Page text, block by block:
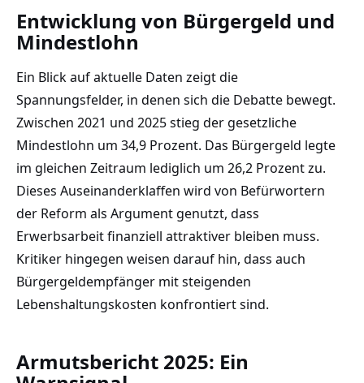
Entwicklung von Bürgergeld und
Mindestlohn
Ein Blick auf aktuelle Daten zeigt die
Spannungsfelder, in denen sich die Debatte bewegt.
Zwischen 2021 und 2025 stieg der gesetzliche
Mindestlohn um 34,9 Prozent. Das Bürgergeld legte
im gleichen Zeitraum lediglich um 26,2 Prozent zu.
Dieses Auseinanderklaffen wird von Befürwortern
der Reform als Argument genutzt, dass
Erwerbsarbeit finanziell attraktiver bleiben muss.
Kritiker hingegen weisen darauf hin, dass auch
Bürgergeldempfänger mit steigenden
Lebenshaltungskosten konfrontiert sind.
Armutsbericht 2025: Ein